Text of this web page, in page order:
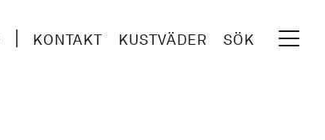
KONTAKT KUSTVÄDER SÖK